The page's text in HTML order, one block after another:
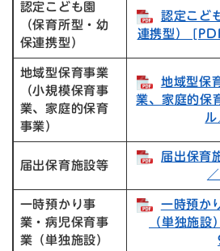
認定こども園
（保育所型・幼
保連携型）
認定こど
連携型）
地域型保育事業
（小規模保育事
業、家庭的保育
事業）
地域型保
業、家庭的保
届出保育施設等
届出保育
一時預かり事
業・病児保育事
業（単独施設）
一時預か
（単独施